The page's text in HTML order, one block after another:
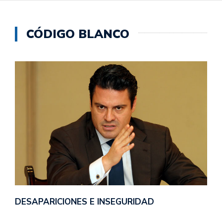
CÓDIGO BLANCO
DESAPARICIONES E INSEGURIDAD